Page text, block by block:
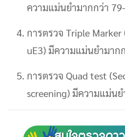
ความแม่นยำมากกว่า
การตรวจ Triple Marker
uE3) มีความแม่นยำมาก
การตรวจ Quad test
screening) มีความแม่น